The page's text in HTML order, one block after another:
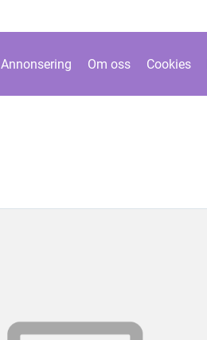
Annonsering Om oss Cookies